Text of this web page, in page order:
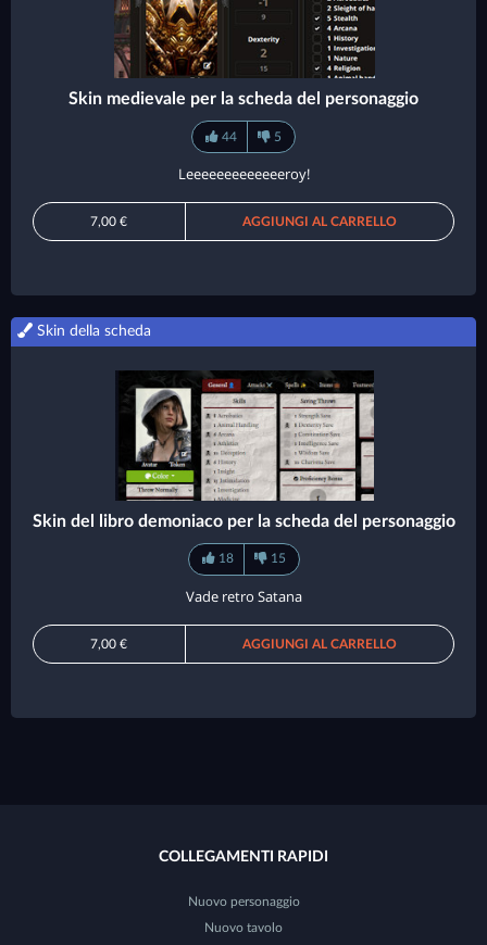
Skin medievale per la scheda del personaggio
44 5
Leeeeeeeeeeeeeroy!
7,00 € AGGIUNGI AL CARRELLO
Skin della scheda
Skin del libro demoniaco per la scheda del personaggio
18 15
Vade retro Satana
7,00 € AGGIUNGI AL CARRELLO
COLLEGAMENTI RAPIDI
Nuovo personaggio
Nuovo tavolo